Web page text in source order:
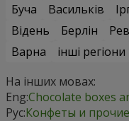
Буча
Васильків
Відень
Берлін
Варна
інші регіони
На інших мовах:
Eng:Chocolate boxes
Рус:Конфеты и